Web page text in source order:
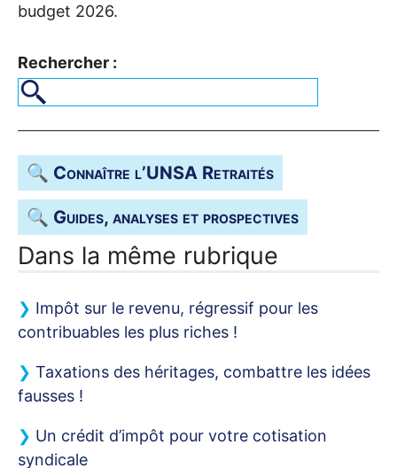
budget 2026.
Rechercher :
🔍 Connaître l’UNSA Retraités
🔍 Guides, analyses et prospectives
Dans la même rubrique
Impôt sur le revenu, régressif pour les
contribuables les plus riches !
Taxations des héritages, combattre les idées
fausses !
Un crédit d’impôt pour votre cotisation
syndicale